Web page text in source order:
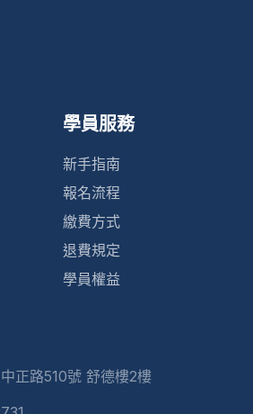
學員服務
新手指南
報名流程
繳費方式
退費規定
學員權益
正路510號 舒德樓2樓